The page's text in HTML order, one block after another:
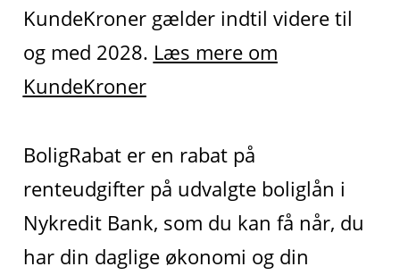
KundeKroner gælder indtil videre til
og med 2028. Læs mere om
KundeKroner
BoligRabat er en rabat på
renteudgifter på udvalgte boliglån i
Nykredit Bank, som du kan få når, du
har din daglige økonomi og din